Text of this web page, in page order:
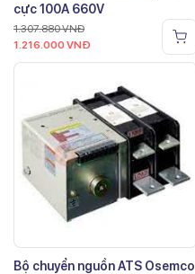
cực 100A 660V
1.307.880VNĐ
1.216.000 VNĐ
Bộ chuyển nguồn ATS Osemco